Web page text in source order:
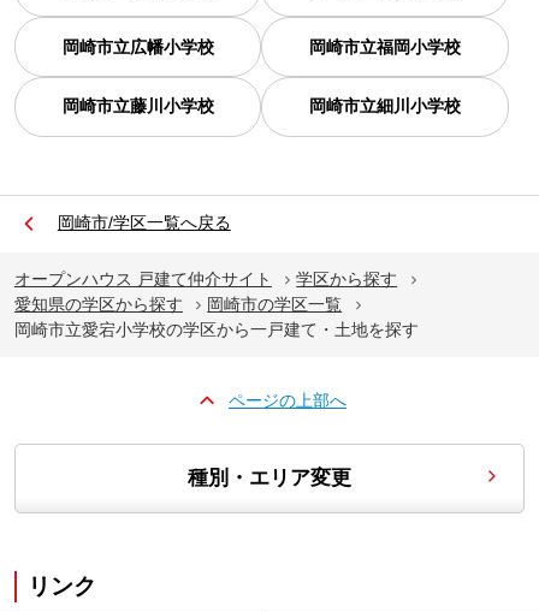
岡崎市立広幡小学校 岡崎市立福岡小学校
岡崎市立藤川小学校 岡崎市立細川小学校
岡崎市/学区一覧へ戻る
オープンハウス 戸建て仲介サイト
学区から探す
愛知県の学区から探す
岡崎市の学区一覧
岡崎市立愛宕小学校の学区から一戸建て・土地を探す
ページの上部へ
種別・エリア変更
リンク